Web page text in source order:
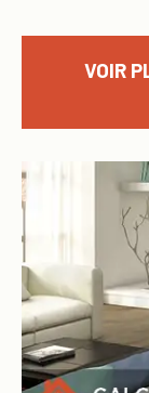
VOIR